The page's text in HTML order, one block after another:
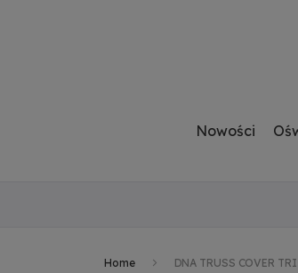
Nowości
Home DNA TRUSS COVER